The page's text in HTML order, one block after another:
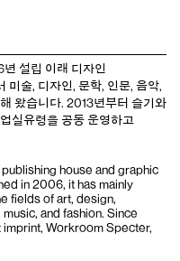
설립 이래 디자인
미술, 디자인, 문학, 인문, 음악,
왔습니다. 2013년부터 슬기와
실유령을 공동 운영하고
house and graphic
in 2006, it has mainly
fields of art, design,
and fashion. Since
imprint, Workroom Specter,